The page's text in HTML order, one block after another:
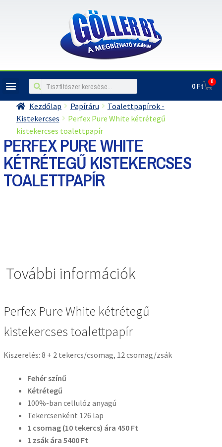
0Ft 0
Kezdőlap Papíráru
Toalettpapírok -
Kistekercses
Perfex Pure White kétrétegű
kistekercses toalettpapír
PERFEX PURE WHITE
KÉTRÉTEGŰ KISTEKERCSES
TOALETTPAPÍR
További információk
Perfex Pure White kétrétegű
kistekercses toalettpapír
Kiszerelés: 8 + 2 tekercs/csomag, 12 csomag/zsák
Fehér színű
Kétrétegű
100%-ban cellulóz anyagú
Tekercsenként 126 lap
1 csomag (10 tekercs) ára 450 Ft
1 zsák ára 5400 Ft